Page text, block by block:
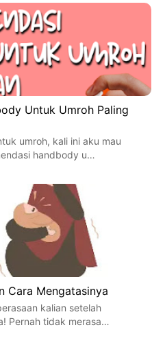
Untuk Umroh Paling
umroh, kali ini aku mau
handbody u…
Cara Mengatasinya
kalian setelah
Pernah tidak merasa…